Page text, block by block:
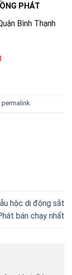
PHÁT
Bình Thạnh
permalink.
hộc di động sắt
bán chạy nhất